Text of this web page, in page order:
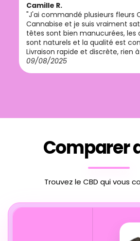
Camille R.
"J'ai commandé plusieurs fleurs
Cannabise et je suis vraiment
têtes sont bien manucurées, les
sont naturels et la qualité est
Livraison rapide et discrète, rien
09/08/2025
Comparer
Trouvez le CBD qui vous